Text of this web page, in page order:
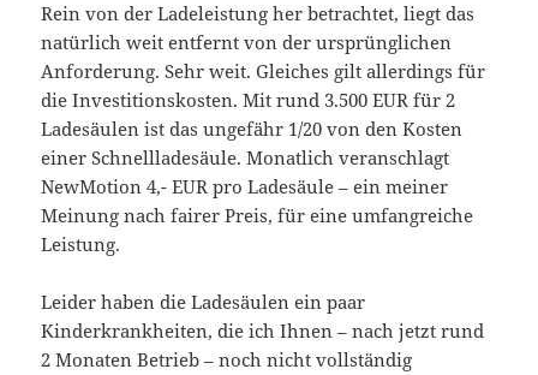
Rein von der Ladeleistung her betrachtet, liegt das
natürlich weit entfernt von der ursprünglichen
Anforderung. Sehr weit. Gleiches gilt allerdings für
die Investitionskosten. Mit rund 3.500 EUR für 2
Ladesäulen ist das ungefähr 1/20 von den Kosten
einer Schnellladesäule. Monatlich veranschlagt
NewMotion 4,- EUR pro Ladesäule – ein meiner
Meinung nach fairer Preis, für eine umfangreiche
Leistung.
Leider haben die Ladesäulen ein paar
Kinderkrankheiten, die ich Ihnen – nach jetzt rund
2 Monaten Betrieb – noch nicht vollständig